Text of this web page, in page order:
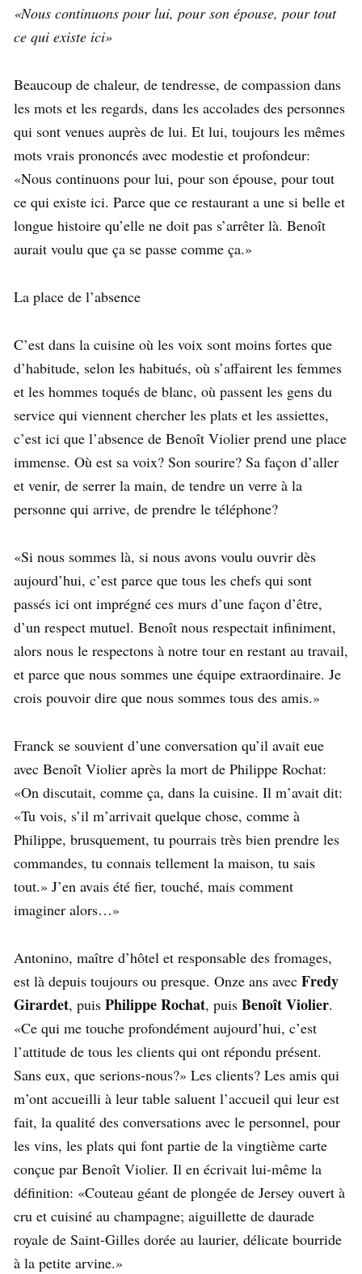
«Nous continuons pour lui, pour son épouse, pour tout
ce qui existe ici»
Beaucoup de chaleur, de tendresse, de compassion dans
les mots et les regards, dans les accolades des personnes
qui sont venues auprès de lui. Et lui, toujours les mêmes
mots vrais prononcés avec modestie et profondeur:
«Nous continuons pour lui, pour son épouse, pour tout
ce qui existe ici. Parce que ce restaurant a une si belle et
longue histoire qu’elle ne doit pas s’arrêter là. Benoît
aurait voulu que ça se passe comme ça.»
La place de l’absence
C’est dans la cuisine où les voix sont moins fortes que
d’habitude, selon les habitués, où s’affairent les femmes
et les hommes toqués de blanc, où passent les gens du
service qui viennent chercher les plats et les assiettes,
c’est ici que l’absence de Benoît Violier prend une place
immense. Où est sa voix? Son sourire? Sa façon d’aller
et venir, de serrer la main, de tendre un verre à la
personne qui arrive, de prendre le téléphone?
«Si nous sommes là, si nous avons voulu ouvrir dès
aujourd’hui, c’est parce que tous les chefs qui sont
passés ici ont imprégné ces murs d’une façon d’être,
d’un respect mutuel. Benoît nous respectait infiniment,
alors nous le respectons à notre tour en restant au travail,
et parce que nous sommes une équipe extraordinaire. Je
crois pouvoir dire que nous sommes tous des amis.»
Franck se souvient d’une conversation qu’il avait eue
avec Benoît Violier après la mort de Philippe Rochat:
«On discutait, comme ça, dans la cuisine. Il m’avait dit:
«Tu vois, s’il m’arrivait quelque chose, comme à
Philippe, brusquement, tu pourrais très bien prendre les
commandes, tu connais tellement la maison, tu sais
tout.» J’en avais été fier, touché, mais comment
imaginer alors…»
Antonino, maître d’hôtel et responsable des fromages,
est là depuis toujours ou presque. Onze ans avec Fredy
Girardet, puis Philippe Rochat, puis Benoît Violier.
«Ce qui me touche profondément aujourd’hui, c’est
l’attitude de tous les clients qui ont répondu présent.
Sans eux, que serions-nous?» Les clients? Les amis qui
m’ont accueilli à leur table saluent l’accueil qui leur est
fait, la qualité des conversations avec le personnel, pour
les vins, les plats qui font partie de la vingtième carte
conçue par Benoît Violier. Il en écrivait lui-même la
définition: «Couteau géant de plongée de Jersey ouvert à
cru et cuisiné au champagne; aiguillette de daurade
royale de Saint-Gilles dorée au laurier, délicate bourride
à la petite arvine.»